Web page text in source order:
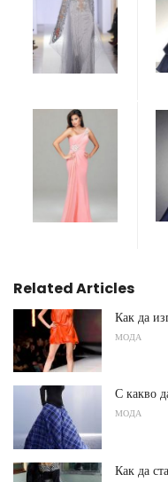
Related Articles
Как да
МОДА
С какво
МОДА
Как да